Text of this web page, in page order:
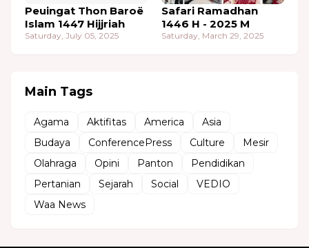
Peuingat Thon Baroë
Islam 1447 Hijjriah
Saturday, July 05, 2025
Safari Ramadhan
1446 H - 2025 M
Saturday, March 29, 2025
Main Tags
Agama Aktifitas America
Asia
Budaya
ConferencePress Culture
Mesir
Olahraga
Opini Panton
Pendidikan
Pertanian
Sejarah Social
VEDIO
Waa News